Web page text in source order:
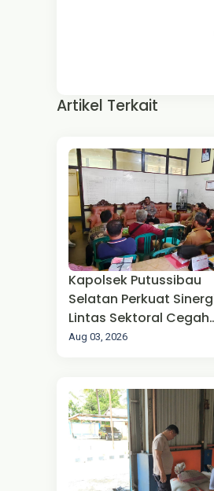
Artikel Terkait
Kapolsek Putussibau
Selatan Perkuat
Lintas Sektoral Cegah
Karhutla Melalui Rapat
Aug 03, 2026